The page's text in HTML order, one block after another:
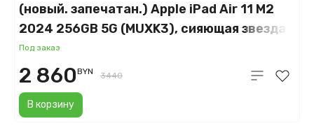
(новый. запечатан.) Apple iPad Air 11 M2
2024 256GB 5G (MUXK3), сияющая звезда
(Starlight)
Под заказ
В корзину
2 860BYN 3440